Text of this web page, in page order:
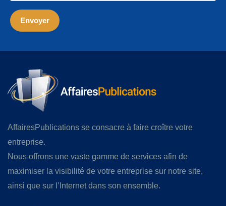
AffairesPublications se consacre à faire croître votre
entreprise.
Nous offrons une vaste gamme de services afin de
maximiser la visibilité de votre entreprise sur notre site,
ainsi que sur l’Internet dans son ensemble.